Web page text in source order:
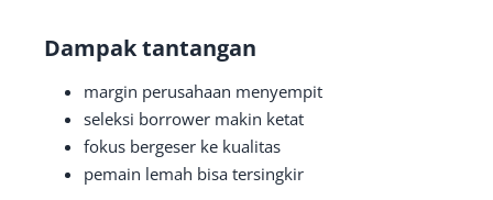
Dampak tantangan
margin perusahaan menyempit
seleksi borrower makin ketat
fokus bergeser ke kualitas
pemain lemah bisa tersingkir